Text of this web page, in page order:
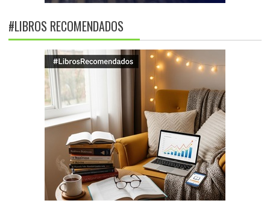
#LIBROS RECOMENDADOS